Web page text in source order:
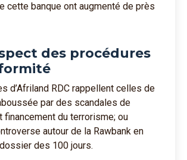
cette banque ont augmenté de près
des procédures
d’Afriland RDC rappellent celles de
par des scandales de
financement du terrorisme; ou
autour de la Rawbank en
des 100 jours.